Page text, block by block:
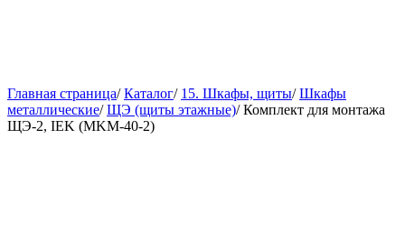
Главная страница/ Каталог/ 15. Шкафы, щиты/ Шкафы
металлические/ ЩЭ (щиты этажные)/ Комплект для монтажа
ЩЭ-2, IEK (MKM-40-2)